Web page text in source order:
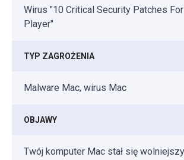
Wirus "10 Critical Security Patches
Player"
TYP ZAGROŻENIA
Malware Mac, wirus Mac
OBJAWY
Twój komputer Mac stał się